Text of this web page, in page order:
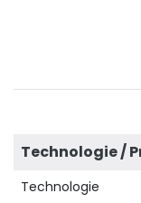
Technologie /
Technologie